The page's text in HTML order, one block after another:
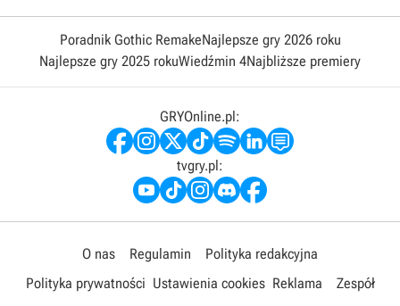
Poradnik Gothic RemakeNajlepsze gry 2026 roku
Najlepsze gry 2025 rokuWiedźmin 4Najbliższe premiery
GRYOnline.pl:
tvgry.pl:
O nas Regulamin
Polityka redakcyjna
Polityka prywatności Ustawienia cookies Reklama
Zespół